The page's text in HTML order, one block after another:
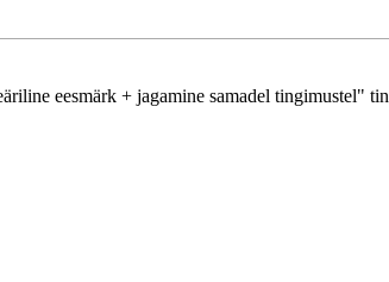
eesmärk + jagamine samadel tingimustel"